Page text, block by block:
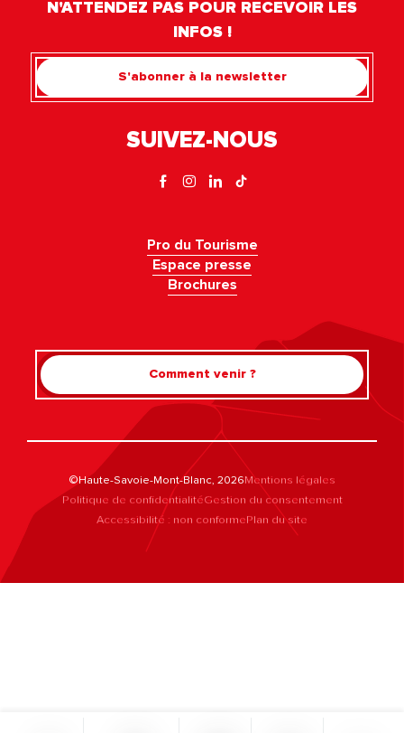
N'ATTENDEZ PAS POUR RECEVOIR LES
INFOS !
S'abonner à la newsletter
SUIVEZ-NOUS
Pro du Tourisme
Espace presse
Brochures
Comment venir ?
©Haute-Savoie-Mont-Blanc, 2026Mentions légales
Politique de confidentialitéGestion du consentement
Accessibilité : non conformePlan du site